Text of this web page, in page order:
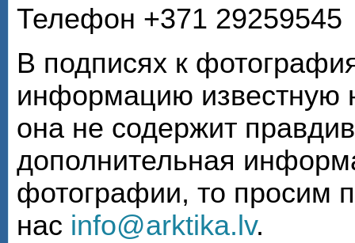
Телефон +371 29259545
В подписях к
информацию известную
она не содержит
дополнительная
фотографии, то просим
нас info@arktika.lv.